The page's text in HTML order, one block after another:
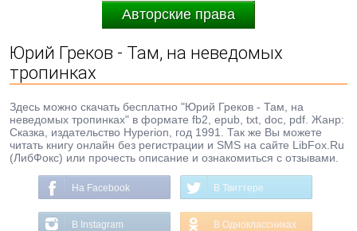
Авторские права
Юрий Греков - Там, на неведомых
тропинках
Здесь можно скачать бесплатно "Юрий Греков - Там, на
неведомых тропинках" в формате fb2, epub, txt, doc, pdf. Жанр:
Сказка, издательство Hyperion, год 1991. Так же Вы можете
читать книгу онлайн без регистрации и SMS на сайте LibFox.Ru
(ЛибФокс) или прочесть описание и ознакомиться с отзывами.
На Facebook В Твиттере
В Instagram В Одноклассниках